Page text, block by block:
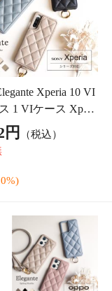
送料無
支払い
送料無